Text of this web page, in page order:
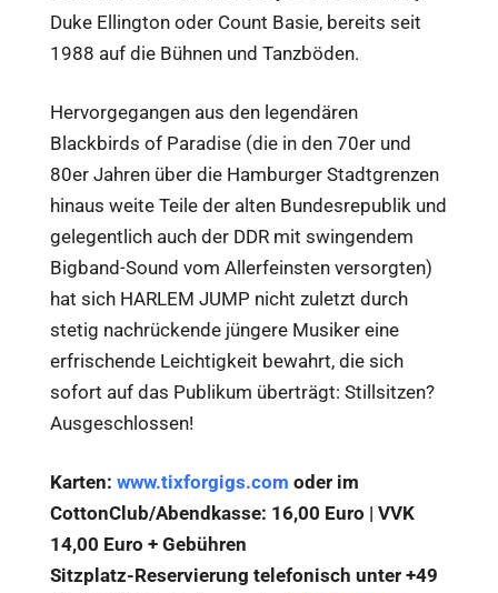
Duke Ellington oder Count Basie, bereits seit
1988 auf die Bühnen und Tanzböden.
Hervorgegangen aus den legendären
Blackbirds of Paradise (die in den 70er und
80er Jahren über die Hamburger Stadtgrenzen
hinaus weite Teile der alten Bundesrepublik und
gelegentlich auch der DDR mit swingendem
Bigband-Sound vom Allerfeinsten versorgten)
hat sich HARLEM JUMP nicht zuletzt durch
stetig nachrückende jüngere Musiker eine
erfrischende Leichtigkeit bewahrt, die sich
sofort auf das Publikum überträgt: Stillsitzen?
Ausgeschlossen!
Karten: www.tixforgigs.com oder im
CottonClub/Abendkasse: 16,00 Euro | VVK
14,00 Euro + Gebühren
Sitzplatz-Reservierung telefonisch unter +49